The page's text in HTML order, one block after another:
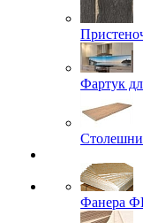
Фартук
Фанера